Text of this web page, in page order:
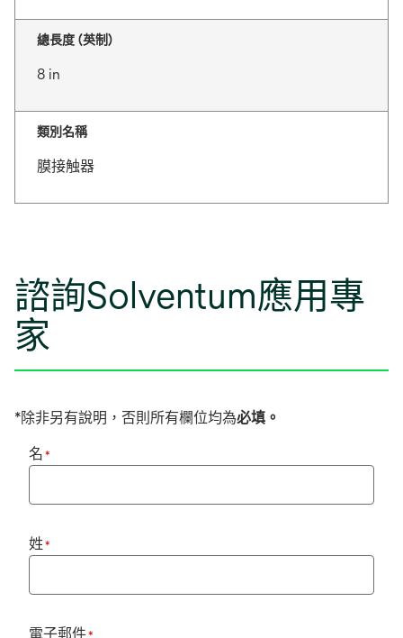
總長度 (英制)
8 in
類別名稱
膜接触器
諮詢Solventum應用專
家
*除非另有說明，否則所有欄位均為必填。
名 *
姓*
電子郵件*